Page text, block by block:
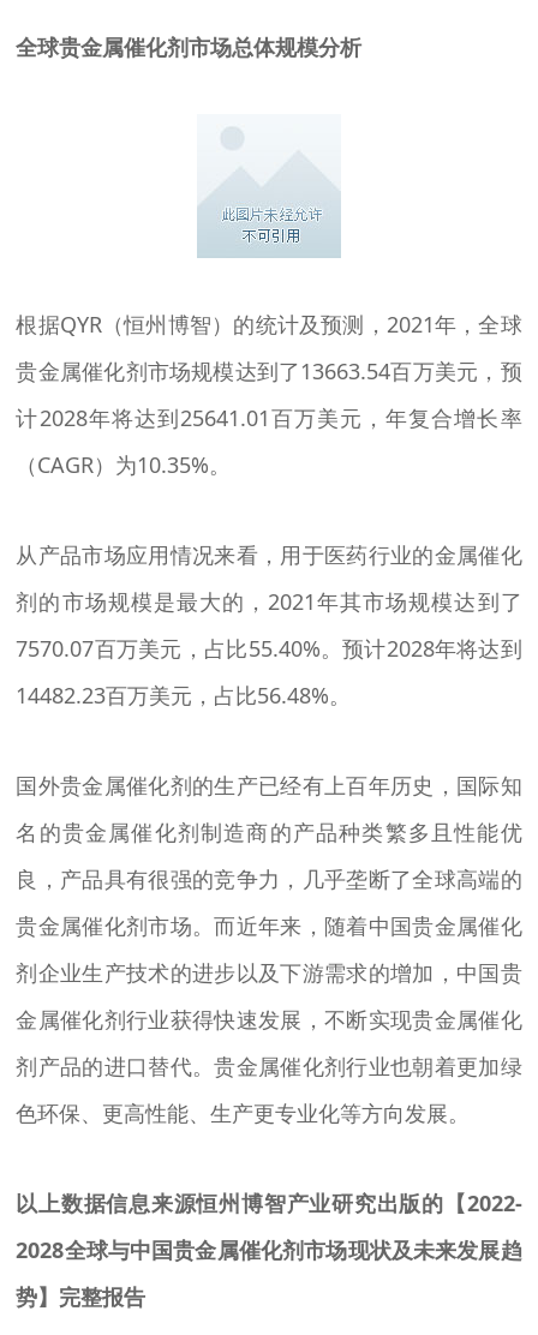
全球贵金属催化剂市场总体规模分析
根据QYR（恒州博智）的统计及预测，2021年，全球
贵金属催化剂市场规模达到了13663.54百万美元，预
计2028年将达到25641.01百万美元，年复合增长率
（CAGR）为10.35%。
从产品市场应用情况来看，用于医药行业的金属催化
剂的市场规模是最大的，2021年其市场规模达到了
7570.07百万美元，占比55.40%。预计2028年将达到
14482.23百万美元，占比56.48%。
国外贵金属催化剂的生产已经有上百年历史，国际知
名的贵金属催化剂制造商的产品种类繁多且性能优
良，产品具有很强的竞争力，几乎垄断了全球高端的
贵金属催化剂市场。而近年来，随着中国贵金属催化
剂企业生产技术的进步以及下游需求的增加，中国贵
金属催化剂行业获得快速发展，不断实现贵金属催化
剂产品的进口替代。贵金属催化剂行业也朝着更加绿
色环保、更高性能、生产更专业化等方向发展。
以上数据信息来源恒州博智产业研究出版的【2022-
2028全球与中国贵金属催化剂市场现状及未来发展趋
势】完整报告